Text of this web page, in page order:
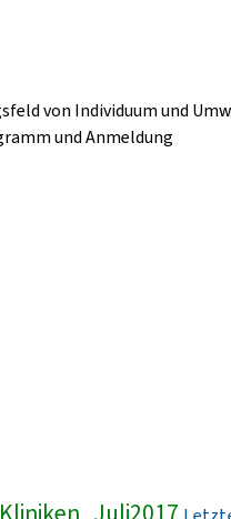
von Individuum und
und Anmeldung